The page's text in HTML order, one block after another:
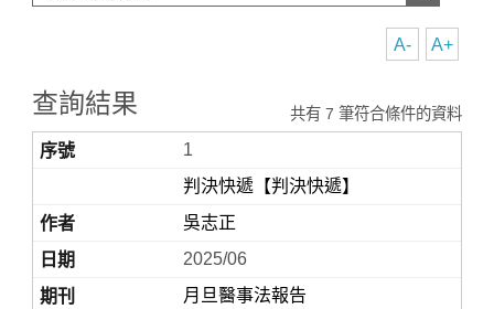
A+
A-
查詢結果 共有 7 筆符合條件的資料
1
判決快遞【判決快遞】
吳志正
2025/06
月旦醫事法報告